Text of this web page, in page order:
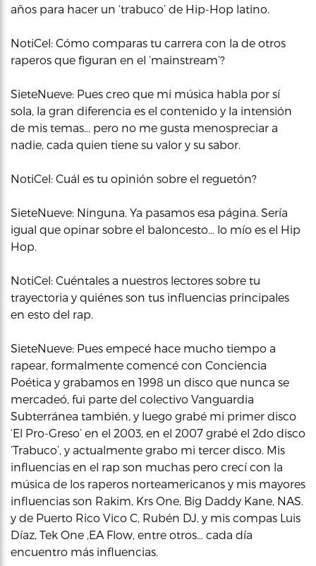
años para hacer un ‘trabuco’ de Hip-Hop latino.
NotiCel: Cómo comparas tu carrera con la de otros
raperos que figuran en el ‘mainstream’?
SieteNueve: Pues creo que mi música habla por sí
sola, la gran diferencia es el contenido y la intensión
de mis temas… pero no me gusta menospreciar a
nadie, cada quien tiene su valor y su sabor.
NotiCel: Cuál es tu opinión sobre el reguetón?
SieteNueve: Ninguna. Ya pasamos esa página. Sería
igual que opinar sobre el baloncesto… lo mío es el Hip
Hop.
NotiCel: Cuéntales a nuestros lectores sobre tu
trayectoria y quiénes son tus influencias principales
en esto del rap.
SieteNueve: Pues empecé hace mucho tiempo a
rapear, formalmente comencé con Conciencia
Poética y grabamos en 1998 un disco que nunca se
mercadeó, fui parte del colectivo Vanguardia
Subterránea también, y luego grabé mi primer disco
‘El Pro-Greso’ en el 2003, en el 2007 grabé el 2do disco
‘Trabuco’, y actualmente grabo mi tercer disco. Mis
influencias en el rap son muchas pero crecí con la
música de los raperos norteamericanos y mis mayores
influencias son Rakim, Krs One, Big Daddy Kane, NAS.
y de Puerto Rico Vico C, Rubén DJ, y mis compas Luis
Díaz, Tek One ,EA Flow, entre otros… cada día
encuentro más influencias.